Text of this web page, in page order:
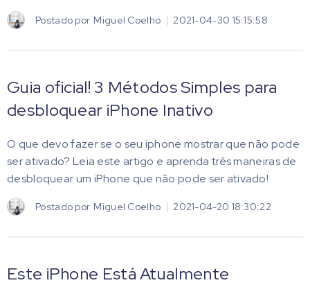
Postado por Miguel Coelho 2021-04-30 15:15:58
Guia oficial! 3 Métodos Simples para
desbloquear iPhone Inativo
O que devo fazer se o seu iphone mostrar que não pode
ser ativado? Leia este artigo e aprenda três maneiras de
desbloquear um iPhone que não pode ser ativado!
Postado por Miguel Coelho 2021-04-20 18:30:22
Este iPhone Está Atualmente